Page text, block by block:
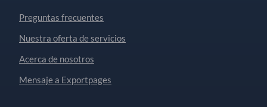
Preguntas frecuentes
Nuestra oferta de servicios
Acerca de nosotros
Mensaje a Exportpages